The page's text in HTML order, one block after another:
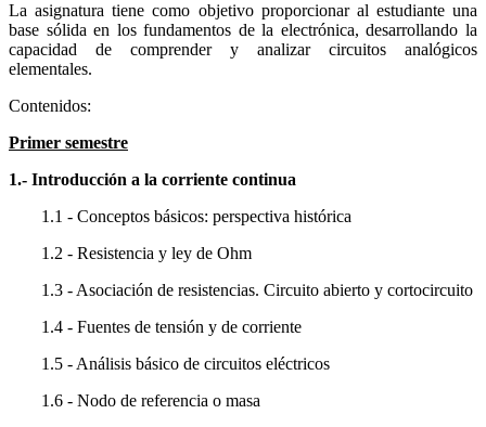
La asignatura tiene como objetivo proporcionar al estudiante una
base sólida en los fundamentos de la electrónica, desarrollando la
capacidad de comprender y analizar circuitos analógicos
elementales.
Contenidos:
Primer semestre
1.- Introducción a la corriente continua
1.1 - Conceptos básicos: perspectiva histórica
1.2 - Resistencia y ley de Ohm
1.3 - Asociación de resistencias. Circuito abierto y cortocircuito
1.4 - Fuentes de tensión y de corriente
1.5 - Análisis básico de circuitos eléctricos
1.6 - Nodo de referencia o masa